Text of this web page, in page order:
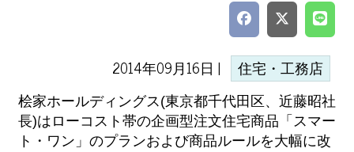
2014年09月16日 | 住宅・工務店
桧家ホールディングス(東京都千代田区、近藤昭社
長)はローコスト帯の企画型注文住宅商品「スマー
ト・ワン」のプランおよび商品ルールを大幅に改